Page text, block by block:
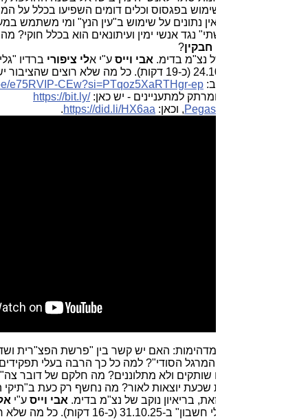
בפגסוס וכלים דומים השפיעו בכלל על המשטרה
נתונים על שימוש ב"עין הנץ" ומי משתמש במערכת החודרנית
נגד אנשי ימין ועיתונאים הוא בכלל חוקי? מה צפוי בהמשך עדותו
אבי וייס ע"י א לי ציפוריברדיו "גלי ישראל" בתכנית
https://youtu.be/e75RVIP-CEw?si=PTqoz5XaRTHgr-ep
.
למתעניינים - יש כאן:https://bit.ly/
https://did.li/HX6aa
.
האם יש קשר בין "פרשת הפצ"רית ושדה-תימן" לפרשות
הסודי"? למה כל כך הרבה בעלי תפקידים בכירים יודעים על
שותקים ולא מתלוננים? מה חלקם של דובר צה"ל ואנשיו בהסתרת
שכעת יוצאות לאור? מה נחשף רק כעת ב"תיקי האלפים" כולל
בריאיון נוקב של נצ"מ בדימ. אבי וייס ע"יאלי ציפוריברדיו "גלי
ישראל" בתכנית "בלי חשבון" ב-31.10.25 (כ-16 דקות). כל מה שלא רוצים שהציבור